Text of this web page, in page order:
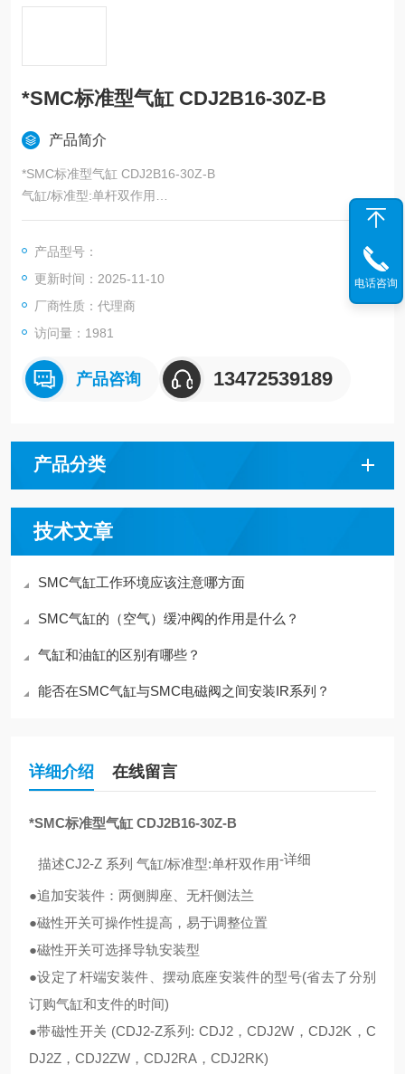
*SMC标准型气缸 CDJ2B16-30Z-B
产品简介
*SMC标准型气缸 CDJ2B16-30Z-B
气缸/标准型:单杆双作用
-
●追加安装件：两侧脚座、无杆侧法兰
●磁性开关可操作性提高，易于调整位置
●磁性开关可选择导轨安装型
●设定了杆端安装件、摆动底座安装件的型号（省去了分别订购气
●带磁性开关 （CDJ2-Z系列: CDJ2，CDJ2W，CDJ2K，CDJ2
Z，CDJ2ZW，CDJ2RA，CDJ2RK）
产品型号：
更新时间：2025-11-10
厂商性质：代理商
访问量：1981
产品咨询 13472539189
产品分类
技术文章
SMC气缸工作环境应该注意哪方面
SMC气缸的（空气）缓冲阀的作用是什么？
气缸和油缸的区别有哪些？
能否在SMC气缸与SMC电磁阀之间安装IR系列？
详细介绍 在线留言
*SMC标准型气缸 CDJ2B16-30Z-B
描述CJ2-Z 系列 气缸/标准型:单杆双作用-详细
●追加安装件：两侧脚座、无杆侧法兰
●磁性开关可操作性提高，易于调整位置
●磁性开关可选择导轨安装型
●设定了杆端安装件、摆动底座安装件的型号(省去了分别
订购气缸和支件的时间)
●带磁性开关 (CDJ2-Z系列: CDJ2，CDJ2W，CDJ2K，C
DJ2Z，CDJ2ZW，CDJ2RA，CDJ2RK)
电话咨询